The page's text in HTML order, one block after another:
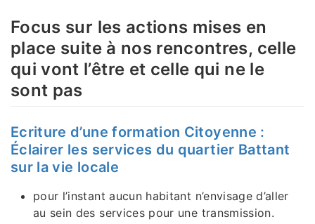
Focus sur les actions mises en
place suite à nos rencontres, celle
qui vont l’être et celle qui ne le
sont pas
Ecriture d’une formation Citoyenne :
Éclairer les services du quartier Battant
sur la vie locale
pour l’instant aucun habitant n’envisage d’aller
au sein des services pour une transmission.